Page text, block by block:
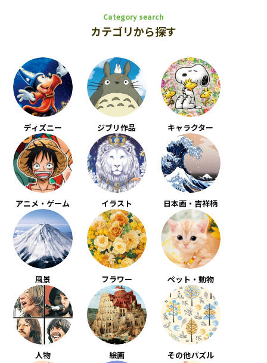
Category search
カテゴリから探す
ディズニー ジブリ作品 キャラクター
アニメ・ゲーム イラスト 日本画・吉祥柄
風景 フラワー ペット・動物
人物 絵画 その他パズル